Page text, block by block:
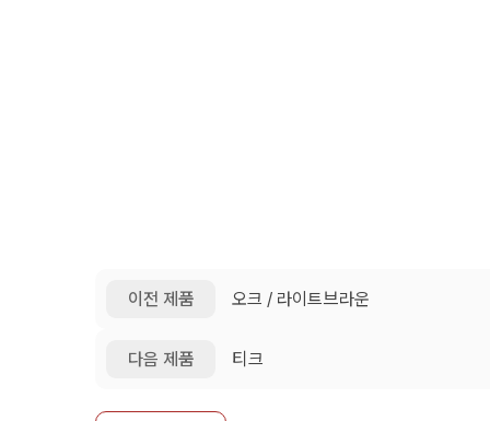
이전 제품 오크 / 라이트브라운
다음 제품 티크